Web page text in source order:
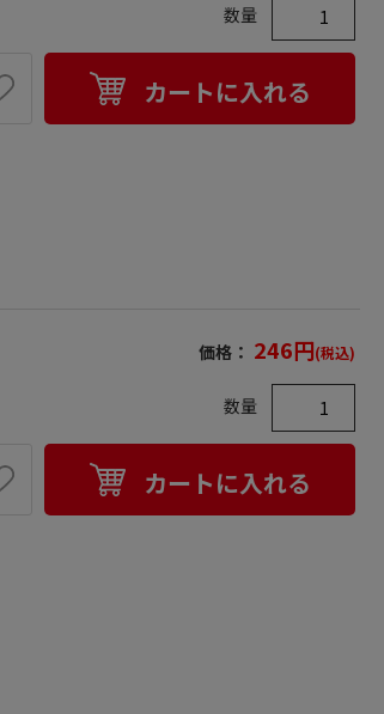
数量
カートに入れる
価格： 246円(税込)
数量
カートに入れる